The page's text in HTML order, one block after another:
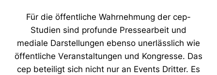
Für die öffentliche Wahrnehmung der cep-
Studien sind profunde Pressearbeit und
mediale Darstellungen ebenso unerlässlich wie
öffentliche Veranstaltungen und Kongresse. Das
cep beteiligt sich nicht nur an Events Dritter. Es